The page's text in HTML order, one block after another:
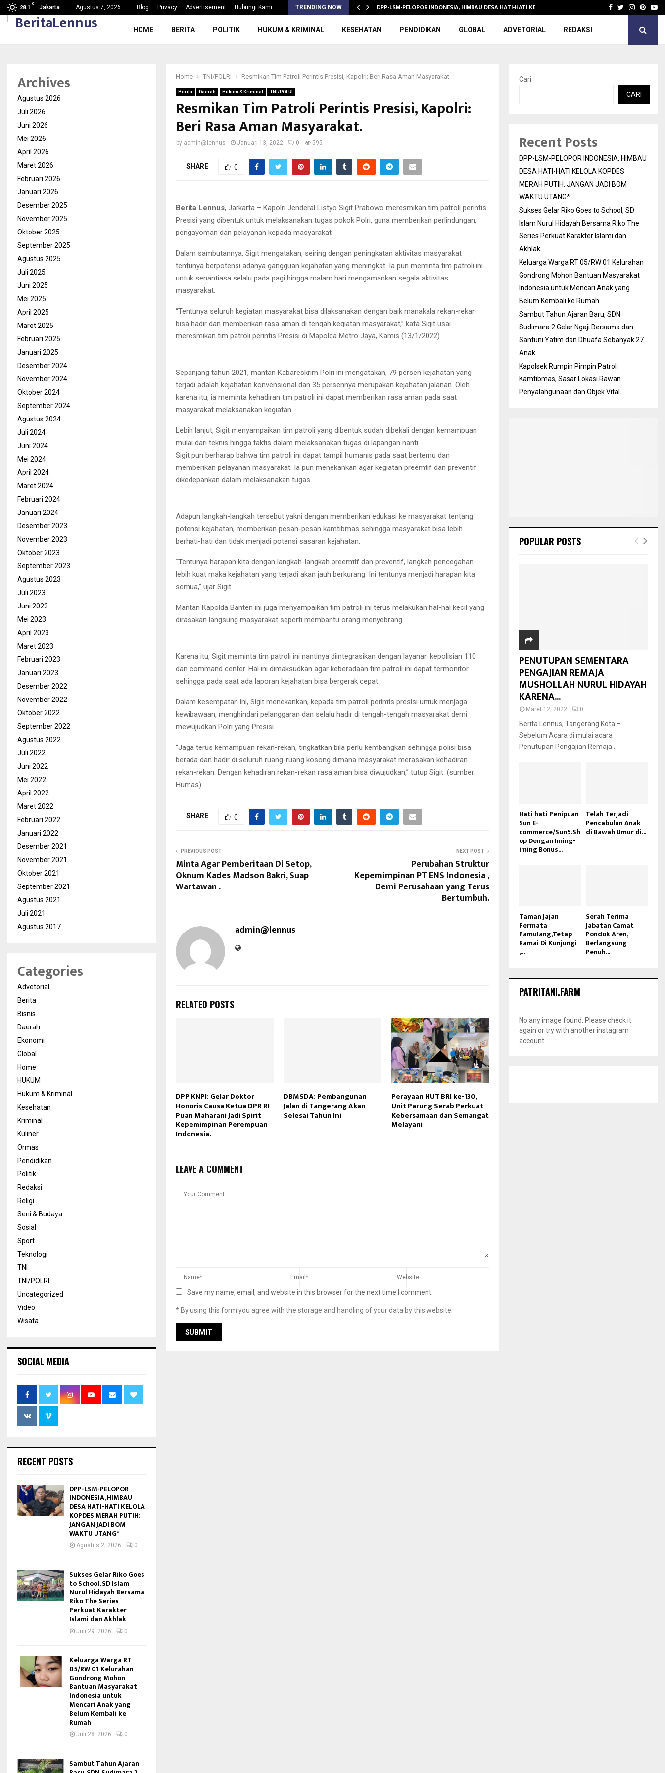
28.1
C
Jakarta Agustus 7, 2026 Blog Privacy Advertisement Hubungi Kami TRENDING NOW
Baik… SDN Karang Tengah 6 Gelar MPLS 2026/2027,… DPP-LSM-PELOPOR INDONESIA, HIMBAU DESA HATI-HATI KELOLA KOPDES… Sukses
Facebook
Twitter
HOME BERITA POLITIK HUKUM & KRIMINAL KESEHATAN PENDIDIKAN GLOBAL ADVETORIAL REDAKSI
Home TNI/POLRI Resmikan Tim Patroli Perintis Presisi, Kapolri: Beri Rasa Aman Masyarakat.
Berita Daerah Hukum & Kriminal TNI/POLRI
Resmikan Tim Patroli Perintis Presisi, Kapolri:
Beri Rasa Aman Masyarakat.
by admin@lennus Januari 13, 2022 0 595
SHARE 0
Berita Lennus, Jarkarta – Kapolri Jenderal Listyo Sigit Prabowo meresmikan tim patroli perintis
Presisi yang dibentuk untuk melaksanakan tugas pokok Polri, guna memberikan perlindungan,
pengayoman dan pelayanan kepada masyarakat.
Dalam sambutannya, Sigit mengatakan, seiring dengan peningkatan aktivitas masyarakat
tentunya berpotensi adanya gangguan kejahatan yang meningkat. Ia pun meminta tim patroli ini
untuk senantiasa selalu pada pagi hingga malam hari mengamankan segala aktivitas
masyarakat.
“Tentunya seluruh kegiatan masyarakat bisa dilaksanakan dengan baik manakala rekan-rekan
bisa hadir dan memberikan rasa aman di tengah kegiatan masyarakat,” kata Sigit usai
meresmikan tim patroli perintis Presisi di Mapolda Metro Jaya, Kamis (13/1/2022).
Sepanjang tahun 2021, mantan Kabareskrim Polri ini mengatakan, 79 persen kejahatan yang
terjadi adalah kejahatan konvensional dan 35 persennya merupakan kejahatan jalanan. Oleh
karena itu, ia meminta kehadiran tim patroli ini dapat memberikan rasa aman pada saat
masyarakat melaksanakan kegiatan.
Lebih lanjut, Sigit menyampaikan tim patroli yang dibentuk sudah dibekali dengan kemampuan
mulai dari teknis hingga taktis dalam melaksanakan tugas di lapangan nanti.
Sigit pun berharap bahwa tim patroli ini dapat tampil humanis pada saat bertemu dan
memberikan pelayanan masyarakat. Ia pun menekankan agar kegiatan preemtif dan preventif
dikedepankan dalam melaksanakan tugas.
Adapun langkah-langkah tersebut yakni dengan memberikan edukasi ke masyarakat tentang
potensi kejahatan, memberikan pesan-pesan kamtibmas sehingga masyarakat bisa lebih
berhati-hati dan tidak menjadi potensi sasaran kejahatan.
“Tentunya harapan kita dengan langkah-langkah preemtif dan preventif, langkah pencegahan
lebih kuat maka kejahatan yang terjadi akan jauh berkurang. Ini tentunya menjadi harapan kita
semua,” ujar Sigit.
Mantan Kapolda Banten ini juga menyampaikan tim patroli ini terus melakukan hal-hal kecil yang
dirasakan langsung masyarakat seperti membantu orang menyebrang.
Karena itu, Sigit meminta tim patroli ini nantinya diintegrasikan dengan layanan kepolisian 110
dan command center. Hal ini dimaksudkan agar keberadaan tim patroli ini dapat termonitor
sehingga pada saat ada laporan kejahatan bisa bergerak cepat.
Dalam kesempatan ini, Sigit menekankan, kepada tim patroli perintis presisi untuk menjaga
kewibawaan, menghindari pelanggaran dan selalu hadir di tengah-tengah masyarakat demi
mewujudkan Polri yang Presisi.
“Jaga terus kemampuan rekan-rekan, tingkatkan bila perlu kembangkan sehingga polisi bisa
berada dan hadir di seluruh ruang-ruang kosong dimana masyarakat merasakan kehadiran
rekan-rekan. Dengan kehadiran rekan-rekan rasa aman bisa diwujudkan,” tutup Sigit. (sumber:
Humas)
SHARE 0
PREVIOUS POST
Minta Agar Pemberitaan Di Setop,
Oknum Kades Madson Bakri, Suap
Wartawan .
NEXT POST
Perubahan Struktur
Kepemimpinan PT ENS Indonesia ,
Demi Perusahaan yang Terus
Bertumbuh.
admin@lennus
RELATED POSTS
DPP KNPI: Gelar Doktor
Honoris Causa Ketua DPR RI
Puan Maharani Jadi Spirit
Kepemimpinan Perempuan
Indonesia.
DBMSDA: Pembangunan
Jalan di Tangerang Akan
Selesai Tahun Ini
Perayaan HUT BRI ke-130,
Unit Parung Serab Perkuat
Kebersamaan dan Semangat
Melayani
LEAVE A COMMENT
Save my name, email, and website in this browser for the next time I comment.
* By using this form you agree with the storage and handling of your data by this website.
Archives
Agustus 2026
Juli 2026
Juni 2026
Mei 2026
April 2026
Maret 2026
Februari 2026
Januari 2026
Desember 2025
November 2025
Oktober 2025
September 2025
Agustus 2025
Juli 2025
Juni 2025
Mei 2025
April 2025
Maret 2025
Februari 2025
Januari 2025
Desember 2024
November 2024
Oktober 2024
September 2024
Agustus 2024
Juli 2024
Juni 2024
Mei 2024
April 2024
Maret 2024
Februari 2024
Januari 2024
Desember 2023
November 2023
Oktober 2023
September 2023
Agustus 2023
Juli 2023
Juni 2023
Mei 2023
April 2023
Maret 2023
Februari 2023
Januari 2023
Desember 2022
November 2022
Oktober 2022
September 2022
Agustus 2022
Juli 2022
Juni 2022
Mei 2022
April 2022
Maret 2022
Februari 2022
Januari 2022
Desember 2021
November 2021
Oktober 2021
September 2021
Agustus 2021
Juli 2021
Agustus 2017
Categories
Advetorial
Berita
Bisnis
Daerah
Ekonomi
Global
Home
HUKUM
Hukum & Kriminal
Kesehatan
Kriminal
Kuliner
Ormas
Pendidikan
Politik
Redaksi
Religi
Seni & Budaya
Sosial
Sport
Teknologi
TNI
TNI/POLRI
Uncategorized
Video
Wisata
SOCIAL MEDIA
RECENT POSTS
DPP-LSM-PELOPOR
INDONESIA, HIMBAU
DESA HATI-HATI KELOLA
KOPDES MERAH PUTIH:
JANGAN JADI BOM
WAKTU UTANG*
Agustus 2, 2026 0
Sukses Gelar Riko Goes
to School, SD Islam
Nurul Hidayah Bersama
Riko The Series
Perkuat Karakter
Islami dan Akhlak
Juli 29, 2026 0
Keluarga Warga RT
05/RW 01 Kelurahan
Gondrong Mohon
Bantuan Masyarakat
Indonesia untuk
Mencari Anak yang
Belum Kembali ke
Rumah
Juli 28, 2026 0
Sambut Tahun Ajaran
Cari
CARI
Recent Posts
DPP-LSM-PELOPOR INDONESIA, HIMBAU
DESA HATI-HATI KELOLA KOPDES
MERAH PUTIH: JANGAN JADI BOM
WAKTU UTANG*
Sukses Gelar Riko Goes to School, SD
Islam Nurul Hidayah Bersama Riko The
Series Perkuat Karakter Islami dan
Akhlak
Keluarga Warga RT 05/RW 01 Kelurahan
Gondrong Mohon Bantuan Masyarakat
Indonesia untuk Mencari Anak yang
Belum Kembali ke Rumah
Sambut Tahun Ajaran Baru, SDN
Sudimara 2 Gelar Ngaji Bersama dan
Santuni Yatim dan Dhuafa Sebanyak 27
Anak
Kapolsek Rumpin Pimpin Patroli
Kamtibmas, Sasar Lokasi Rawan
Penyalahgunaan dan Objek Vital
POPULAR POSTS
PENUTUPAN SEMENTARA
PENGAJIAN REMAJA
MUSHOLLAH NURUL HIDAYAH
KARENA...
Maret 12, 2022 0
Berita Lennus, Tangerang Kota –
Sebelum Acara di mulai acara
Penutupan Pengajian Remaja...
Hati hati Penipuan
Sun E-
commerce/Sun5.Sh
op Dengan Iming-
iming Bonus...
Telah Terjadi
Pencabulan Anak
di Bawah Umur di...
Taman Jajan
Permata
Pamulang,Tetap
Ramai Di Kunjungi
,...
Serah Terima
Jabatan Camat
Pondok Aren,
Berlangsung
Penuh...
PATRITANI.FARM
No any image found. Please check it
again or try with another instagram
account.